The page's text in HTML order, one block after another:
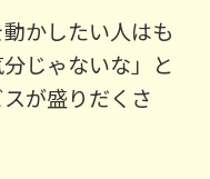
かしたい人はも
じゃないな」と
が盛りだくさ